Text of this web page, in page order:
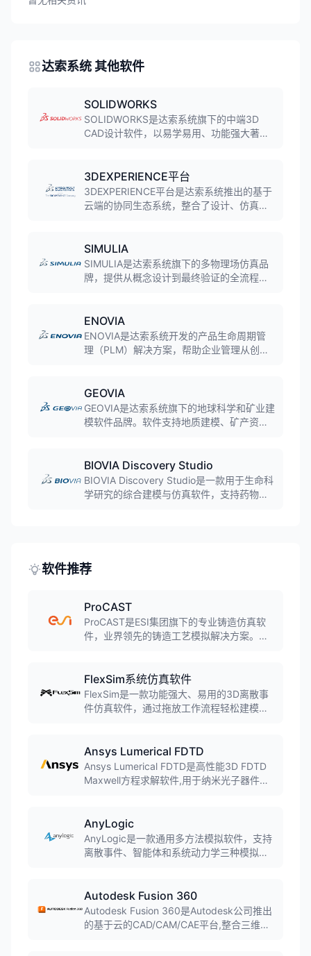
达索系统 其他软件
SOLIDWORKS
SOLIDWORKS是达索系统旗下的中端3D
CAD设计软件，以易学易用、功能强大著
用于机械、电子、汽车等行业，市场占有率
领先。
3DEXPERIENCE平台
3DEXPERIENCE平台是达索系统推出的基于
云端的协同生态系统，整合了设计、仿真、
周期管理，帮助企业加速创新和数字化转
型。
SIMULIA
SIMULIA是达索系统旗下的多物理场仿真品
牌，提供从概念设计到最终验证的全流程仿
求，帮助企业通过虚拟测试替代部分物理实
验，降低研发成本。
ENOVIA
ENOVIA是达索系统开发的产品生命周期管
理（PLM）解决方案，帮助企业管理从创
协同、流程规范化和知识管理，提升研发效
率。
GEOVIA
GEOVIA是达索系统旗下的地球科学和矿业建
模软件品牌。软件支持地质建模、矿产资源
性。
BIOVIA Discovery Studio
BIOVIA Discovery Studio是一款用于生命科
学研究的综合建模与仿真软件，支持药物发
软件推荐
ProCAST
ProCAST是ESI集团旗下的专业铸造仿真软
件，业界领先的铸造工艺模拟解决方案。软
造、熔模铸造、连铸等，预测缩孔缩松、气
孔、裂纹、变形等缺陷。
FlexSim系统仿真软件
FlexSim是一款功能强大、易用的3D离散事
件仿真软件，通过拖放工作流程轻松建模生
块可添加输送系统、自动导引车(AGV)、仓
储系统等。
Ansys Lumerical FDTD
Ansys Lumerical FDTD是高性能3D FDTD
Maxwell方程求解软件,用于纳米光子器件、
AnyLogic
AnyLogic是一款通用多方法模拟软件，支持
离散事件、智能体和系统动力学三种模拟方
Autodesk Fusion 360
Autodesk Fusion 360是Autodesk公司推出
的基于云的CAD/CAM/CAE平台,整合三维建